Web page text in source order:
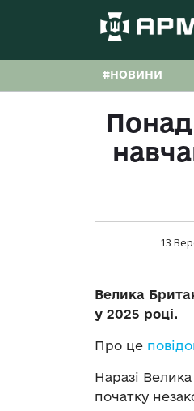
#НОВИНИ
13
Велика
у 2025 році.
Про це
Наразі
початку